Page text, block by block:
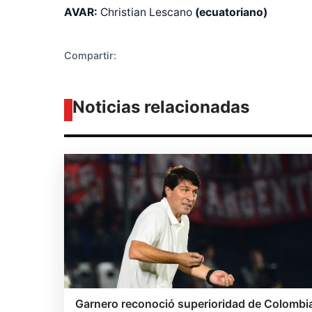
AVAR: Christian Lescano (ecuatoriano)
Compartir:
Noticias relacionadas
Garnero reconoció superioridad de